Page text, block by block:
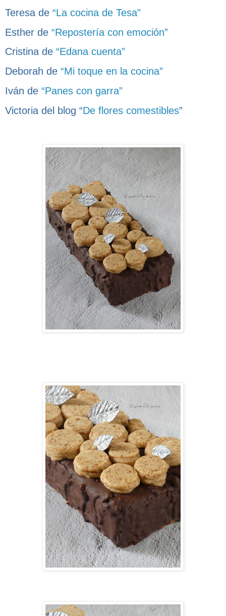
Teresa de “La cocina de Tesa”
Esther de “Repostería con emoción”
Cristina de “Edana cuenta”
Deborah de “Mi toque en la cocina”
Iván de “Panes con garra”
Victoria del blog “De flores comestibles”